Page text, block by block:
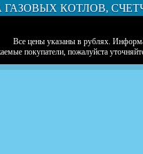
ГАЗОВЫХ КОТЛОВ,
Все цены указаны в рублях.
покупатели, пожалуйста